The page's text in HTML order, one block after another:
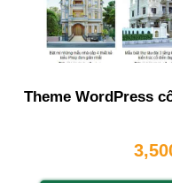
Theme WordPress